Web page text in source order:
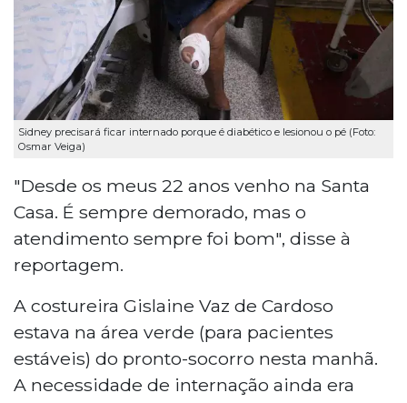
Sidney precisará ficar internado porque é diabético e lesionou o pé (Foto:
Osmar Veiga)
"Desde os meus 22 anos venho na Santa
Casa. É sempre demorado, mas o
atendimento sempre foi bom", disse à
reportagem.
A costureira Gislaine Vaz de Cardoso
estava na área verde (para pacientes
estáveis) do pronto-socorro nesta manhã.
A necessidade de internação ainda era